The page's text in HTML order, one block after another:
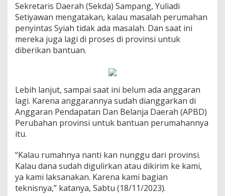
Sekretaris Daerah (Sekda) Sampang, Yuliadi
Setiyawan mengatakan, kalau masalah perumahan
penyintas Syiah tidak ada masalah. Dan saat ini
mereka juga lagi di proses di provinsi untuk
diberikan bantuan.
Lebih lanjut, sampai saat ini belum ada anggaran
lagi. Karena anggarannya sudah dianggarkan di
Anggaran Pendapatan Dan Belanja Daerah (APBD)
Perubahan provinsi untuk bantuan perumahannya
itu.
“Kalau rumahnya nanti kan nunggu dari provinsi.
Kalau dana sudah digulirkan atau dikirim ke kami,
ya kami laksanakan. Karena kami bagian
teknisnya,” katanya, Sabtu (18/11/2023).